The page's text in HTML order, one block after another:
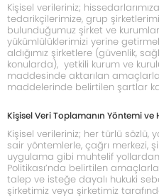
Kişisel verileriniz;
tedarikçilerimize, grup
bulunduğumuz şirket ve
yükümlülüklerimizi yerine
aldığımız şirketlere (güvenlik,
konularda), yetkili kurum ve
maddesinde aktarılan amaçlarla
maddelerinde belirtilen şartlar
Kişisel Veri Toplamanın Yöntemi ve
Kişisel verileriniz; her türlü sözlü,
sair yöntemlerle, çağrı merkezi,
uygulama gibi muhtelif
Politikası’nda belirtilen
talep ve isteğe dayalı hukuki
şirketimiz veya şirketimiz